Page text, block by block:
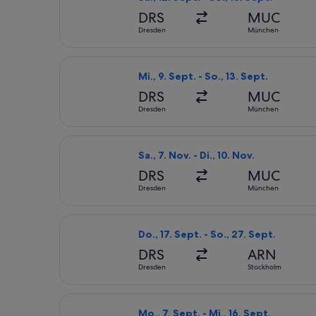
DRS
Dresden
MUC
München
Mi., 9. Sept. - So., 13. Sept.
DRS
Dresden
MUC
München
Sa., 7. Nov. - Di., 10. Nov.
DRS
Dresden
MUC
München
Do., 17. Sept. - So., 27. Sept.
DRS
Dresden
ARN
Stockholm
Mo., 7. Sept. - Mi., 16. Sept.